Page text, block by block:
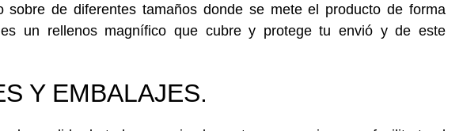
de diferentes tamaños donde se mete el producto de forma
un rellenos magnífico que cubre y protege tu envió y de este
Y EMBALAJES.